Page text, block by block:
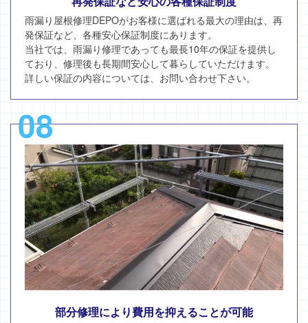
雨漏り屋根修理DEPOがお客様に選ばれる最大の理由は、再
発保証など、各種安心保証制度にあります。
当社では、雨漏り修理であっても最長10年の保証を提供し
ており、修理後も長期間安心して暮らしていただけます。
詳しい保証の内容については、お問い合わせ下さい。
08
部分修理により費用を抑えることが可能